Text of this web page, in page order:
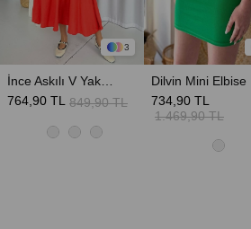
3
764,90 TL 849,90 TL
734,90 TL
1.469,90 TL